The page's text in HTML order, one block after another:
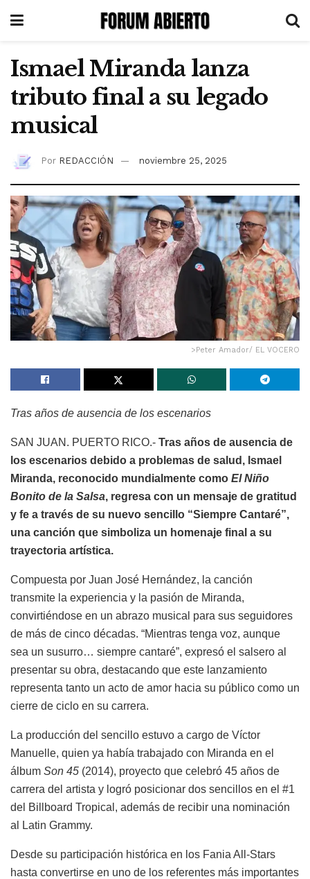
Ismael Miranda lanza
tributo final a su legado
musical
Por REDACCIÓN noviembre 25, 2025
>Peter Amador/ EL VOCERO
Tras años de ausencia de los escenarios
SAN JUAN. PUERTO RICO.- Tras años de ausencia de
los escenarios debido a problemas de salud, Ismael
Miranda, reconocido mundialmente como El Niño
Bonito de la Salsa, regresa con un mensaje de gratitud
y fe a través de su nuevo sencillo “Siempre Cantaré”,
una canción que simboliza un homenaje final a su
trayectoria artística.
Compuesta por Juan José Hernández, la canción
transmite la experiencia y la pasión de Miranda,
convirtiéndose en un abrazo musical para sus seguidores
de más de cinco décadas. “Mientras tenga voz, aunque
sea un susurro… siempre cantaré”, expresó el salsero al
presentar su obra, destacando que este lanzamiento
representa tanto un acto de amor hacia su público como un
cierre de ciclo en su carrera.
La producción del sencillo estuvo a cargo de Víctor
Manuelle, quien ya había trabajado con Miranda en el
álbum Son 45 (2014), proyecto que celebró 45 años de
carrera del artista y logró posicionar dos sencillos en el #1
del Billboard Tropical, además de recibir una nominación
al Latin Grammy.
Desde su participación histórica en los Fania All-Stars
hasta convertirse en uno de los referentes más importantes